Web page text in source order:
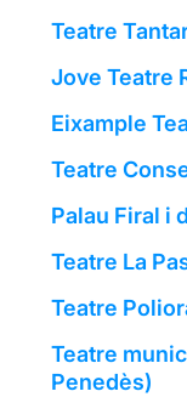
Teatre
Jove Teatre
Eixample
Teatre
Palau Firal i
Teatre La
Teatre
Teatre
Penedès)